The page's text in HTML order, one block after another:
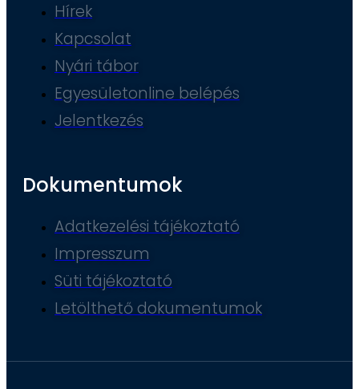
Hírek
Kapcsolat
Nyári tábor
Egyesületonline belépés
Jelentkezés
Dokumentumok
Adatkezelési tájékoztató
Impresszum
Süti tájékoztató
Letölthető dokumentumok